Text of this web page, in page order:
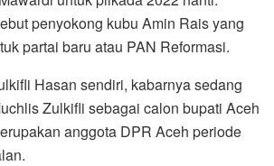
penyokong kubu Amin Rais yang
partai baru atau PAN Reformasi.
Hasan sendiri, kabarnya sedang
Zulkifli sebagai calon bupati Aceh
anggota DPR Aceh periode